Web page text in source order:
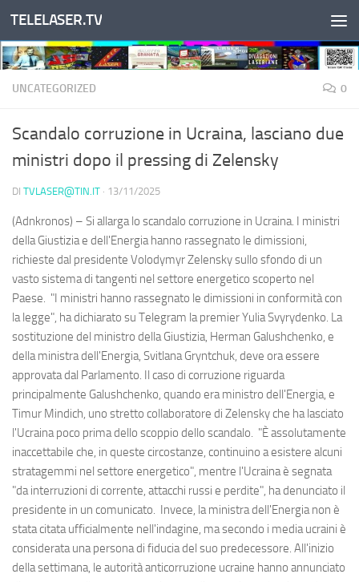
Salta al contenuto
TELELASER.TV
UNCATEGORIZED 0
Scandalo corruzione in Ucraina, lasciano due
ministri dopo il pressing di Zelensky
DI TVLASER@TIN.IT · 13/11/2025
(Adnkronos) – Si allarga lo scandalo corruzione in Ucraina. I ministri
della Giustizia e dell'Energia hanno rassegnato le dimissioni,
richieste dal presidente Volodymyr Zelensky sullo sfondo di un
vasto sistema di tangenti nel settore energetico scoperto nel
Paese. "I ministri hanno rassegnato le dimissioni in conformità con
la legge", ha dichiarato su Telegram la premier Yulia Svyrydenko. La
sostituzione del ministro della Giustizia, Herman Galushchenko, e
della ministra dell'Energia, Svitlana Gryntchuk, deve ora essere
approvata dal Parlamento. Il caso di corruzione riguarda
principalmente Galushchenko, quando era ministro dell'Energia, e
Timur Mindich, uno stretto collaboratore di Zelensky che ha lasciato
l'Ucraina poco prima dello scoppio dello scandalo. "È assolutamente
inaccettabile che, in queste circostanze, continuino a esistere alcuni
stratagemmi nel settore energetico", mentre l'Ucraina è segnata
"da interruzioni di corrente, attacchi russi e perdite", ha denunciato il
presidente in un comunicato. Invece, la ministra dell'Energia non è
stata citata ufficialmente nell'indagine, ma secondo i media ucraini è
considerata una persona di fiducia del suo predecessore. All'inizio
della settimana, le autorità anticorruzione ucraine hanno annunciato